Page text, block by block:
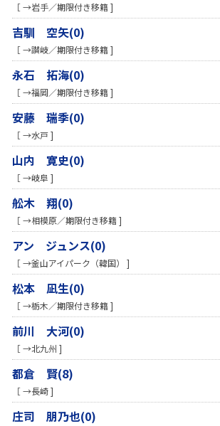
［ →岩手／期限付き移籍 ]
吉馴 空矢(0)
［ →讃岐／期限付き移籍 ]
永石 拓海(0)
［ →福岡／期限付き移籍 ]
安藤 瑞季(0)
［ →水戸 ]
山内 寛史(0)
［ →岐阜 ]
舩木 翔(0)
［ →相模原／期限付き移籍 ]
アン ジュンス(0)
［ →釜山アイパーク（韓国） ]
松本 凪生(0)
［ →栃木／期限付き移籍 ]
前川 大河(0)
［ →北九州 ]
都倉 賢(8)
［ →長崎 ]
庄司 朋乃也(0)